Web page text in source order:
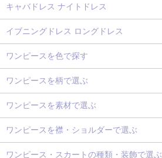
キャバドレス ナイトドレス
イブニングドレス ロングドレス
ワンピースを色で探す
ワンピースを柄で選ぶ
ワンピースを素材で選ぶ
ワンピースを襟・ショルダーで選ぶ
ワンピース・スカートの種類・装飾で選ぶ